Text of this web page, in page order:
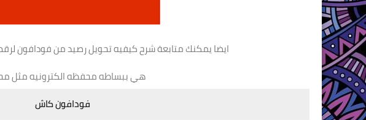
ايضا يمكنك متابعة شرح كيفيه تحويل رصيد من فودافون
هي ببساطه محفظه الكترونيه مثل
فودافون كاش